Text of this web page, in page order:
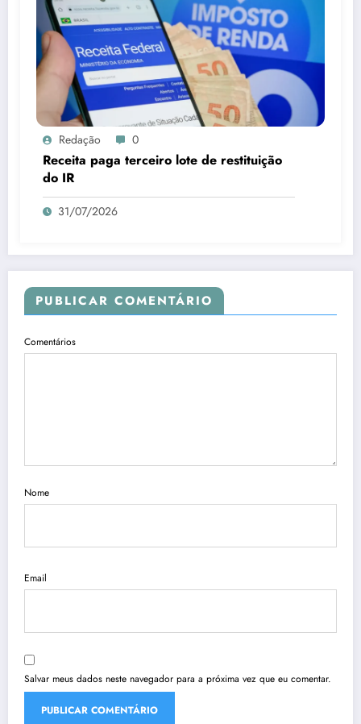
Redação 0
Receita paga terceiro lote de restituição
do IR
31/07/2026
PUBLICAR COMENTÁRIO
Comentários
Nome
Email
Salvar meus dados neste navegador para a próxima vez que eu comentar.